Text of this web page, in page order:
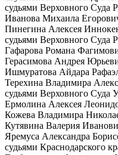
судьями Верховного Суда
Иванова Михаила
Пинегина Алексея
судьями Верховного Суда
Гафарова Романа
Герасимова Андрея
Ишмуратова Айдара
Терехина Владимира
судьями Верховного Суда
Ермолина Алексея
Кожева Владимира
Кутявина Валерия
Яремуса Александра
судьями Краснодарского